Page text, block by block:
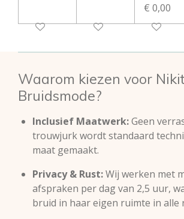
€ 0,00
Waarom kiezen voor
Bruidsmode?
Inclusief Maatwerk:Geen
trouwjurk wordt standaard
maat gemaakt.
Privacy & Rust:Wij werken met
afspraken per dag van 2,5 uur,
bruid in haar eigen ruimte in alle